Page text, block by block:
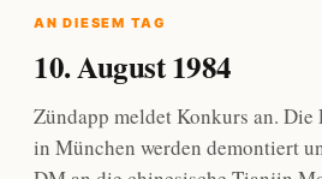
AN DIESEM TAG
10. August 1984
Zündapp meldet Konkurs an.
in München werden demontiert